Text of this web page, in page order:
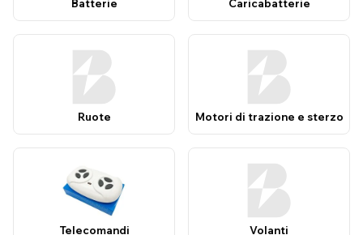
Batterie Caricabatterie
Ruote Motori di trazione e sterzo
Telecomandi Volanti